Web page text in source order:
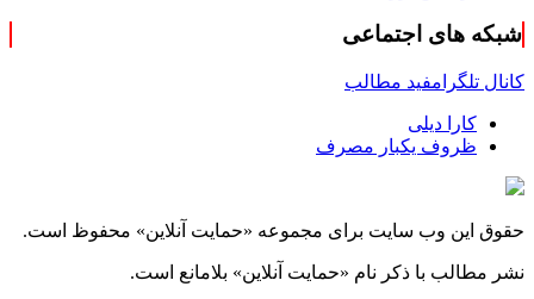
شبکه های اجتماعی
کانال تلگرامفید مطالب
کارا دیلی
ظروف یکبار مصرف
حقوق این وب سایت برای مجموعه «حمایت‌ آنلاین» محفوظ است.
نشر مطالب با ذکر نام «حمایت‌ آنلاین» بلامانع است.